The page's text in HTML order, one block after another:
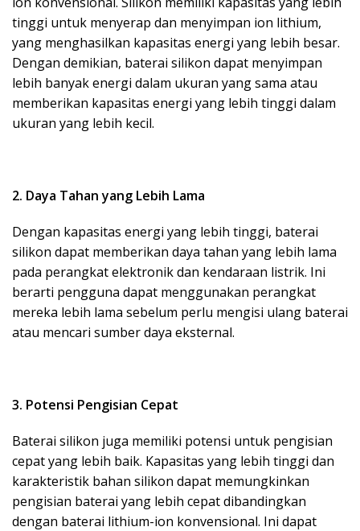
tinggi untuk menyerap dan menyimpan ion lithium,
yang menghasilkan kapasitas energi yang lebih besar.
Dengan demikian, baterai silikon dapat menyimpan
lebih banyak energi dalam ukuran yang sama atau
memberikan kapasitas energi yang lebih tinggi dalam
ukuran yang lebih kecil.
2. Daya Tahan yang Lebih Lama
Dengan kapasitas energi yang lebih tinggi, baterai
silikon dapat memberikan daya tahan yang lebih lama
pada perangkat elektronik dan kendaraan listrik. Ini
berarti pengguna dapat menggunakan perangkat
mereka lebih lama sebelum perlu mengisi ulang baterai
atau mencari sumber daya eksternal.
3. Potensi Pengisian Cepat
Baterai silikon juga memiliki potensi untuk pengisian
cepat yang lebih baik. Kapasitas yang lebih tinggi dan
karakteristik bahan silikon dapat memungkinkan
pengisian baterai yang lebih cepat dibandingkan
dengan baterai lithium-ion konvensional. Ini dapat